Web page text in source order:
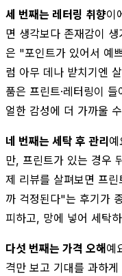
세 번째는 레터링 취향이
면 생각보다 존재감이
은 "포인트가 있어서 예
럼 아무 데나 받치기엔
품은 프린트·레터링이
얼한 감성에 더 가까울
네 번째는 세탁 후 관리
만, 프린트가 있는 경우
제 리뷰를 살펴보면 프
까 걱정된다"는 후기가
피하고, 망에 넣어 세탁
다섯 번째는 가격 오해 예
격만 보고 기대를 과하